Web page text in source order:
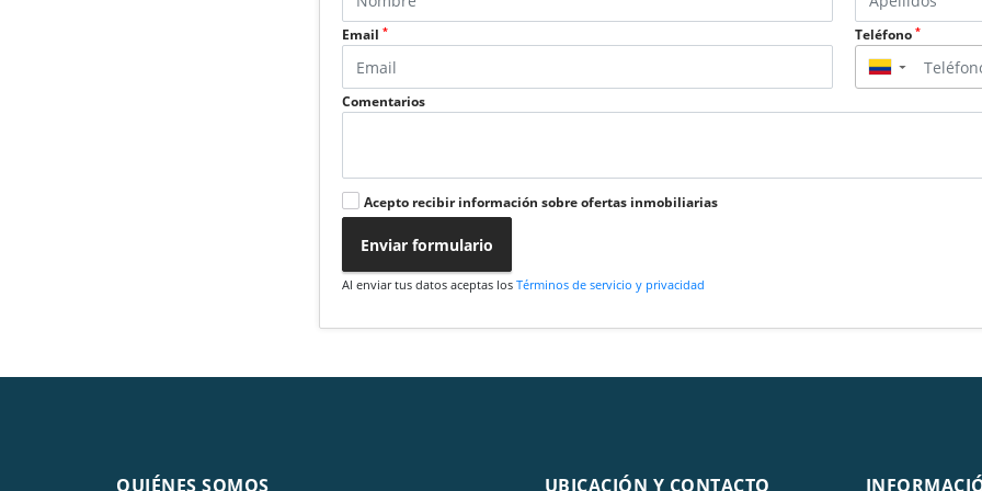
Email* Teléfono *
▼
Comentarios
Acepto recibir información sobre ofertas inmobiliarias
Enviar formulario
Al enviar tus datos aceptas losTérminos de servicio y privacidad
QUIÉNES SOMOS UBICACIÓN Y CONTACTO